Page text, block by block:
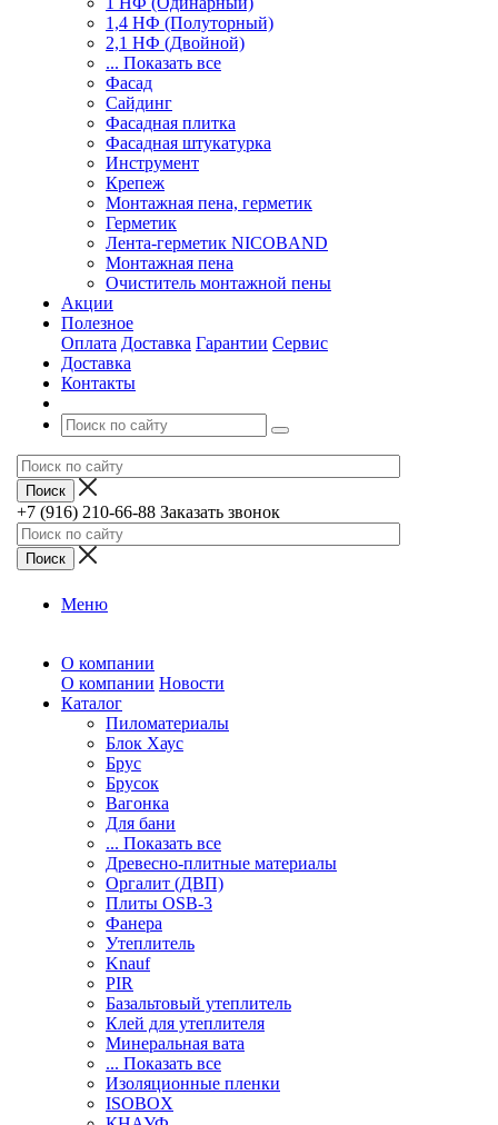
1,4 НФ (Полуторный)
2,1 НФ (Двойной)
... Показать все
Фасад
Сайдинг
Фасадная плитка
Фасадная штукатурка
Инструмент
Крепеж
Монтажная пена, герметик
Герметик
Лента-герметик NICOBAND
Монтажная пена
Очиститель монтажной пены
Акции
Полезное
Оплата Доставка Гарантии Сервис
Доставка
Контакты
+7 (916) 210-66-88 Заказать звонок
Меню
О компании
О компании Новости
Каталог
Пиломатериалы
Блок Хаус
Брус
Брусок
Вагонка
Для бани
... Показать все
Древесно-плитные материалы
Оргалит (ДВП)
Плиты OSB-3
Фанера
Утеплитель
Knauf
PIR
Базальтовый утеплитель
Клей для утеплителя
Минеральная вата
... Показать все
Изоляционные пленки
ISOBOX